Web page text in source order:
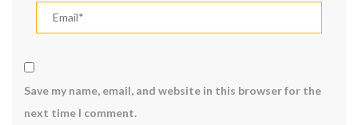
Save my name, email, and website in this browser for the
next time I comment.